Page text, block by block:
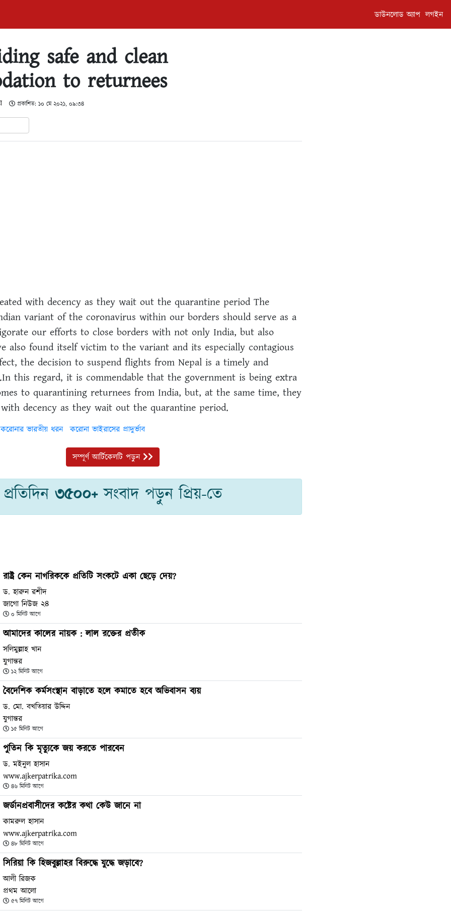
ডাউনলোড অ্যাপ লগইন
safe and clean
to returnees
প্রকাশিত: ১০ মে ২০২১, ০৯:৩৪
with decency as they wait out the quarantine period The
variant of the coronavirus within our borders should serve as a
our efforts to close borders with not only India, but also
also found itself victim to the variant and its especially contagious
the decision to suspend flights from Nepal is a timely and
this regard, it is commendable that the government is being extra
to quarantining returnees from India, but, at the same time, they
decency as they wait out the quarantine period.
করোনার ভারতীয় ধরন করোনা ভাইরাসের প্রাদুর্ভাব
সম্পূর্ণ আর্টিকেলটি পড়ুন
প্রতিদিন ৩৫০০+সংবাদ পড়ুন প্রিয়-তে
রাষ্ট্র কেন নাগরিককে প্রতিটি সংকটে একা ছেড়ে দেয়?
ড. হারুন রশীদ
জাগো নিউজ ২৪
০ মিনিট আগে
আমাদের কালের নায়ক : লাল রক্তের প্রতীক
সলিমুল্লাহ খান
যুগান্তর
১২ মিনিট আগে
বৈদেশিক কর্মসংস্থান বাড়াতে হলে কমাতে হবে অভিবাসন ব্যয়
ড. মো. বখতিয়ার উদ্দিন
যুগান্তর
১৫ মিনিট আগে
পুতিন কি মৃত্যুকে জয় করতে পারবেন
ড. মইনুল হাসান
www.ajkerpatrika.com
৪৬ মিনিট আগে
জর্ডানপ্রবাসীদের কষ্টের কথা কেউ জানে না
কামরুল হাসান
www.ajkerpatrika.com
৪৮ মিনিট আগে
সিরিয়া কি হিজবুল্লাহর বিরুদ্ধে যুদ্ধে জড়াবে?
আলী রিজক
প্রথম আলো
৫৭ মিনিট আগে